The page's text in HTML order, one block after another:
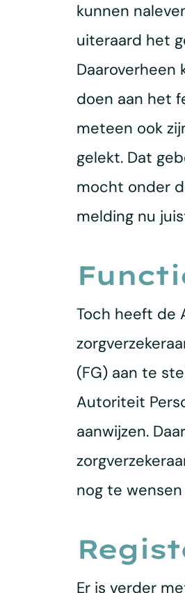
kunnen
uiteraard het
doen aan het
meteen ook
gelekt. Dat
mocht onder
melding nu
Toch heeft de
(FG) aan te
Autoriteit
aanwijzen.
nog te
Er is verder